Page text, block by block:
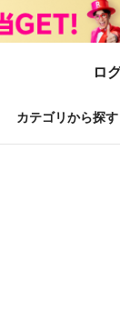
ロ
カテゴリから探す